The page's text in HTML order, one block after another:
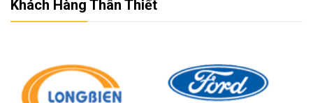
Khách Hàng Thân Thiết